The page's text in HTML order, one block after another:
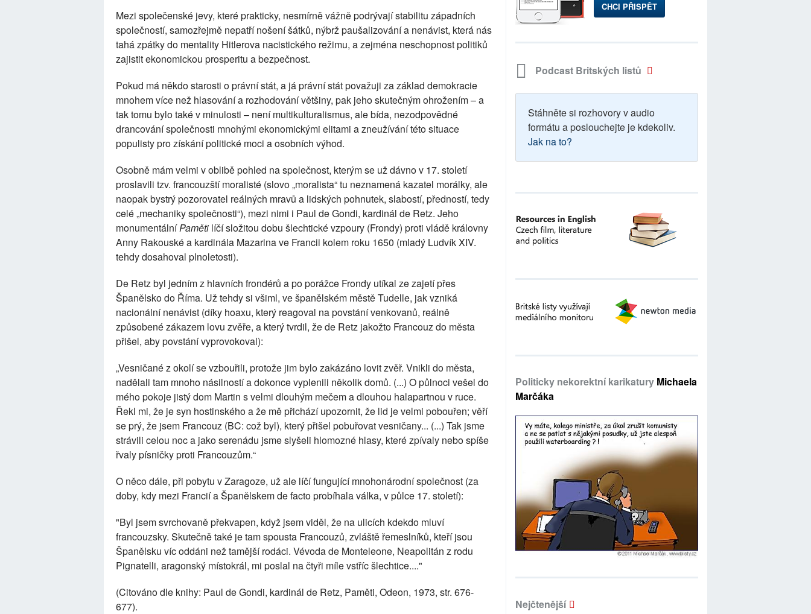
Mezi společenské jevy, které prakticky, nesmírně vážně podrývají stabilitu západních
společností, samozřejmě nepatří nošení šátků, nýbrž paušalizování a nenávist, která nás
tahá zpátky do mentality Hitlerova nacistického režimu, a zejména neschopnost politiků
zajistit ekonomickou prosperitu a bezpečnost.
Pokud má někdo starosti o právní stát, a já právní stát považuji za základ demokracie
mnohem více než hlasování a rozhodování většiny, pak jeho skutečným ohrožením – a
tak tomu bylo také v minulosti – není multikulturalismus, ale bída, nezodpovědné
drancování společnosti mnohými ekonomickými elitami a zneužívání této situace
populisty pro získání politické moci a osobních výhod.
Osobně mám velmi v oblibě pohled na společnost, kterým se už dávno v 17. století
proslavili tzv. francouzští moralisté (slovo „moralista“ tu neznamená kazatel morálky, ale
naopak bystrý pozorovatel reálných mravů a lidských pohnutek, slabostí, předností, tedy
celé „mechaniky společnosti“), mezi nimi i Paul de Gondi, kardinál de Retz. Jeho
monumentálníPaměti líčí složitou dobu šlechtické vzpoury (Frondy) proti vládě královny
Anny Rakouské a kardinála Mazarina ve Francii kolem roku 1650 (mladý Ludvík XIV.
tehdy dosahoval plnoletosti).
De Retz byl jedním z hlavních frondérů a po porážce Frondy utíkal ze zajetí přes
Španělsko do Říma. Už tehdy si všiml, ve španělském městě Tudelle, jak vzniká
nacionální nenávist (díky hoaxu, který reagoval na povstání venkovanů, reálně
způsobené zákazem lovu zvěře, a který tvrdil, že de Retz jakožto Francouz do města
přišel, aby povstání vyprovokoval):
„Vesničané z okolí se vzbouřili, protože jim bylo zakázáno lovit zvěř. Vnikli do města,
nadělali tam mnoho násilností a dokonce vyplenili několik domů. (...) O půlnoci vešel do
mého pokoje jistý dom Martin s velmi dlouhým mečem a dlouhou halapartnou v ruce.
Řekl mi, že je syn hostinského a že mě přichází upozornit, že lid je velmi pobouřen; věří
se prý, že jsem Francouz (BC: což byl), který přišel pobuřovat vesničany... (...) Tak jsme
strávili celou noc a jako serenádu jsme slyšeli hlomozné hlasy, které zpívaly nebo spíše
řvaly písničky proti Francouzům.“
O něco dále, při pobytu v Zaragoze, už ale líčí fungující mnohonárodní společnost (za
doby, kdy mezi Francií a Španělskem de facto probíhala válka, v půlce 17. století):
"Byl jsem svrchovaně překvapen, když jsem viděl, že na ulicích kdekdo mluví
francouzsky. Skutečně také je tam spousta Francouzů, zvláště řemeslníků, kteří jsou
Španělsku víc oddáni než tamější rodáci. Vévoda de Monteleone, Neapolitán z rodu
Pignatelli, aragonský místokrál, mi poslal na čtyři míle vstříc šlechtice...."
(Citováno dle knihy: Paul de Gondi, kardinál de Retz, Paměti, Odeon, 1973, str. 676-
677).
CHCI PŘISPĚT
Podcast Britských listů
Stáhněte si rozhovory v audio
formátu a poslouchejte je kdekoliv.
Jak na to?
Politicky nekorektní karikatury Michaela
Marčáka
Nejčtenější